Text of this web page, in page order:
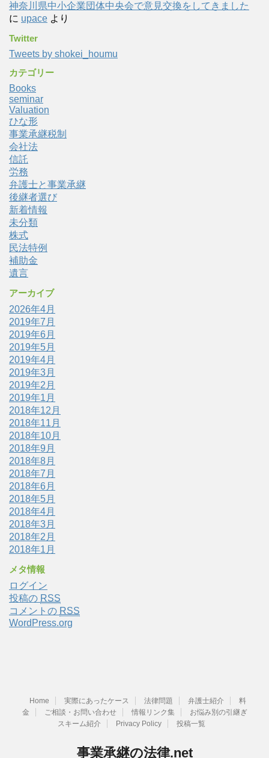
神奈川県中小企業団体中央会で意見交換をしてきました
に upace より
Twitter
Tweets by shokei_houmu
カテゴリー
Books
seminar
Valuation
ひな形
事業承継税制
会社法
信託
労務
弁護士と事業承継
後継者選び
新着情報
未分類
株式
民法特例
補助金
遺言
アーカイブ
2026年4月
2019年7月
2019年6月
2019年5月
2019年4月
2019年3月
2019年2月
2019年1月
2018年12月
2018年11月
2018年10月
2018年9月
2018年8月
2018年7月
2018年6月
2018年5月
2018年4月
2018年3月
2018年2月
2018年1月
メタ情報
ログイン
投稿の RSS
コメントの RSS
WordPress.org
Home 実際にあったケース 法律問題 弁護士紹介
料
金
ご相談・お問い合わせ 情報リンク集
お悩み別の引継ぎ
スキーム紹介
Privacy Policy 投稿一覧
事業承継の法律.net